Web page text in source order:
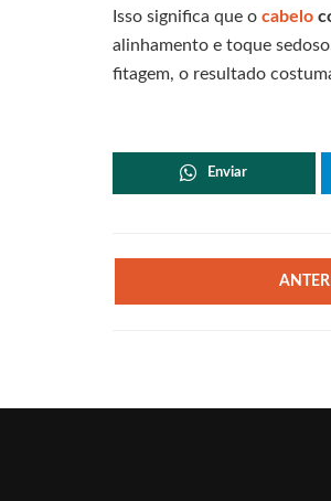
Isso significa que o cabelo
alinhamento e toque
fitagem, o resultado
Enviar